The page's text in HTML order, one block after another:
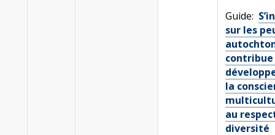
Guide:
sur les
contribue
la
au
diversité